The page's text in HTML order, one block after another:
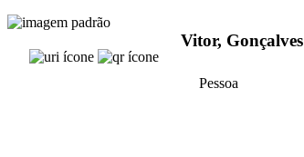
Vitor, Gonçalves
Pessoa